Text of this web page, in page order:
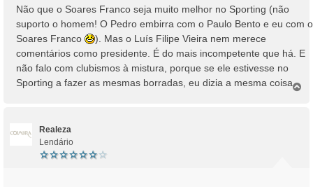
n
a
g
e
m
Não que o Soares Franco seja muito melhor no Sporting (não
suporto o homem! O Pedro embirra com o Paulo Bento e eu com o
Soares Franco
). Mas o Luís Filipe Vieira nem merece
comentários como presidente. É do mais incompetente que há. E
não falo com clubismos à mistura, porque se ele estivesse no
Sporting a fazer as mesmas borradas, eu dizia a mesma coisa.
Realeza
Lendário